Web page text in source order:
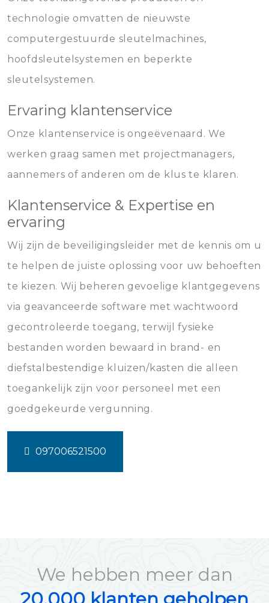
technologie omvatten de nieuwste
computergestuurde sleutelmachines,
hoofdsleutelsystemen en beperkte
sleutelsystemen.
Ervaring klantenservice
Onze klantenservice is ongeëvenaard. We
werken graag samen met projectmanagers,
aannemers of anderen om de klus te klaren.
Klantenservice & Expertise en
ervaring
Wij zijn de beveiligingsleider met de kennis om u
te helpen de juiste oplossing voor uw behoeften
te kiezen. Wij beheren gevoelige klantgegevens
via geavanceerde software met wachtwoord
gecontroleerde toegang, terwijl fysieke
bestanden worden bewaard in brand- en
diefstalbestendige kluizen/kasten die alleen
toegankelijk zijn voor personeel met een
goedgekeurde vergunning.
097006521500
We hebben meer dan